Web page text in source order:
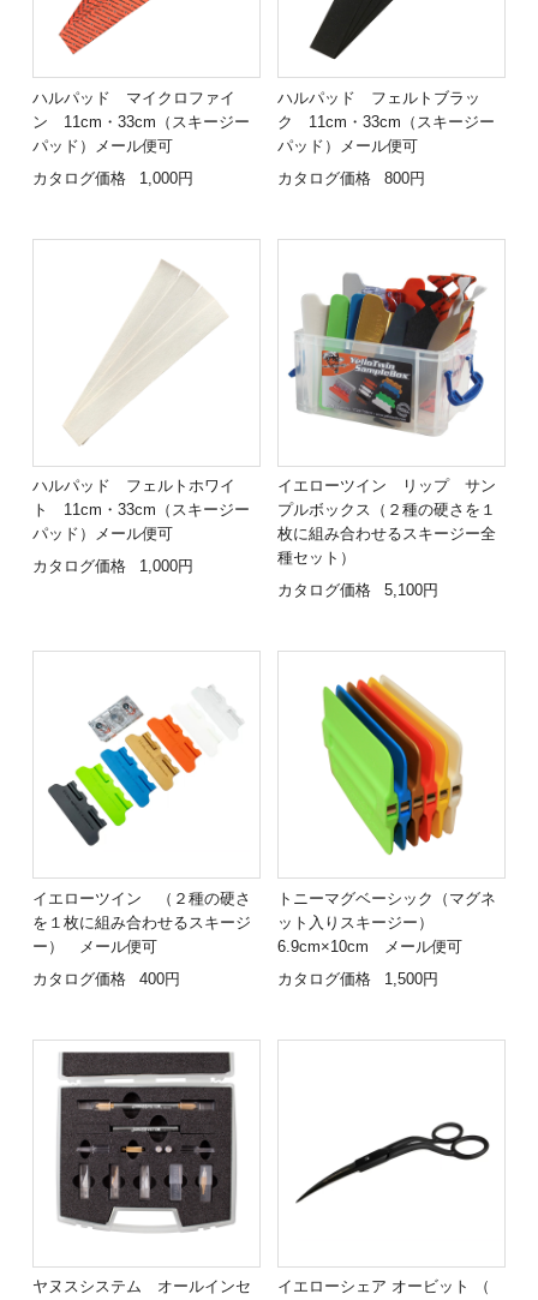
ハルパッド マイクロファイ
ン 11cm・33cm（スキージー
パッド）メール便可
カタログ価格
1,000円
ハルパッド フェルトブラッ
ク 11cm・33cm（スキージー
パッド）メール便可
カタログ価格
800円
ハルパッド フェルトホワイ
ト 11cm・33cm（スキージー
パッド）メール便可
カタログ価格
1,000円
イエローツイン リップ サン
プルボックス（２種の硬さを１
枚に組み合わせるスキージー全
種セット）
カタログ価格
5,100円
イエローツイン （２種の硬さ
を１枚に組み合わせるスキージ
ー） メール便可
カタログ価格
400円
トニーマグベーシック（マグネ
ット入りスキージー）
6.9cm×10cm メール便可
カタログ価格
1,500円
ヤヌスシステム オールインセ
イエローシェア オービット （